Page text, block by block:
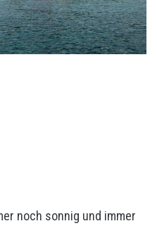
noch sonnig und immer